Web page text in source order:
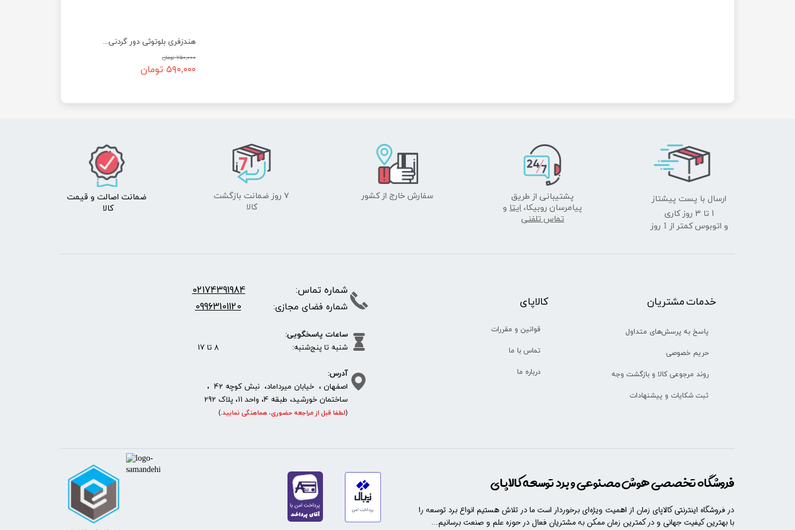
هندزفری بلوتوثی دور گردنی DENMEN مدل DL02 بی سیم
۷۵۰,۰۰۰ تومان
۵۹۰,۰۰۰ تومان
ارسال با پست پیشتاز
​​​​​​​1 تا 3 روز کاری
و اتوبوس کمتر از 1 روز
پشتیبانی از طریق
پیامرسان روبیکا،ایتاو
تماس تلفنی
سفارش خارج از کشور
۷ روز ضمانت بازگشت
​​​​​​​کالا
ضمانت اصالت و قیمت​​​​​​​
کالا ​​​​​​​
خدمات مشتریان
پاسخ به پرسش‌های متداول
حریم خصوصی
روند مرجوعی کالا و بازگشت وجه
ثبت شکایات و پیشنهادات
​​کالاپای
قوانین و مقررات
تماس با ما
درباره ما
فروشگاه تخصصی هوش مصنوعی و برد توسعه کالاپای
در فروشگاه اینترنتی کالاپای زمان از اهمیت ویژه‌ای برخوردار است ما در تلاش هستیم انواع برد توسعه را
با​​​ بهترین کیفیت جهانی و در کمترین زمان ممکن به مشتریان فعال در حوزه علم و صنعت برسانیم...
شماره تماس: 02174391984
شماره فضای مجازی: 09963101120
ساعات پاسخگویی:
شنبه تا پنج‌شنبه: 8 تا 17
آدرس:
اصفهان ، خیابان میرداماد، نبش کوچه 42 ،
ساختمان خورشید، طبقه 4، واحد 11، پلاک 292
(لطفا قبل از مراجعه حضوری، هماهنگی نمایید.
)